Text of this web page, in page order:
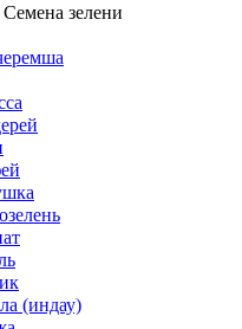
Семена зелени
(индау)